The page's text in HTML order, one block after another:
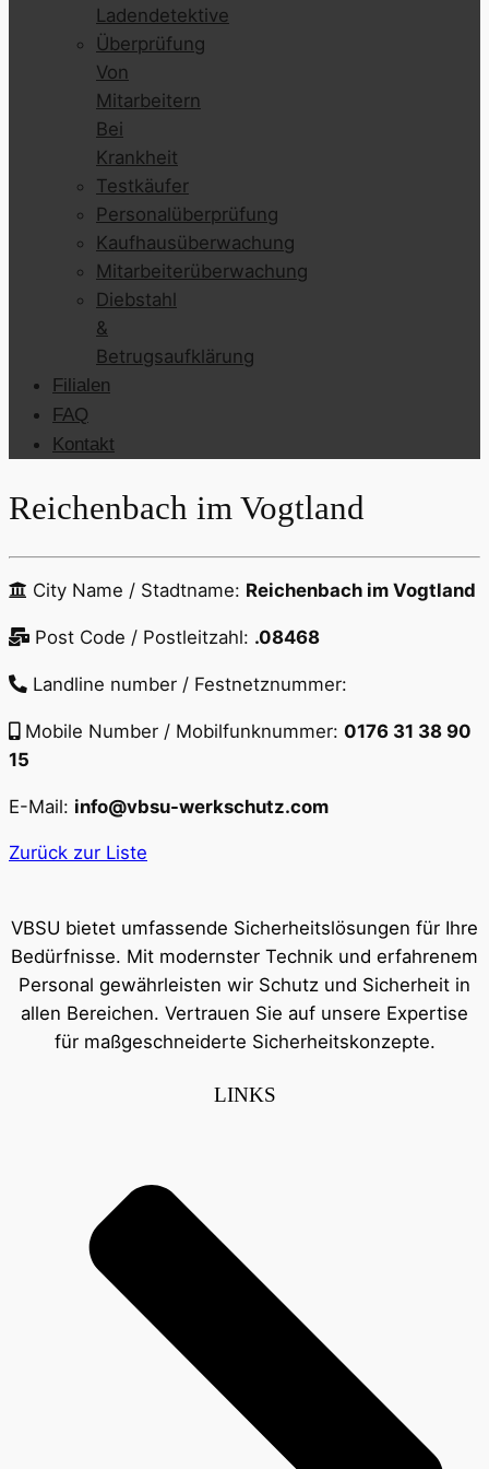
Ladendetektive
Überprüfung
Von
Mitarbeitern
Bei
Krankheit
Testkäufer
Personalüberprüfung
Kaufhausüberwachung
Mitarbeiterüberwachung
Diebstahl
&
Betrugsaufklärung
Filialen
FAQ
Kontakt
Reichenbach im Vogtland
City Name / Stadtname: Reichenbach im Vogtland
Post Code / Postleitzahl: .08468
Landline number / Festnetznummer:
Mobile Number / Mobilfunknummer: 0176 31 38 90
15
E-Mail: info@vbsu-werkschutz.com
Zurück zur Liste
VBSU bietet umfassende Sicherheitslösungen für Ihre
Bedürfnisse. Mit modernster Technik und erfahrenem
Personal gewährleisten wir Schutz und Sicherheit in
allen Bereichen. Vertrauen Sie auf unsere Expertise
für maßgeschneiderte Sicherheitskonzepte.
LINKS